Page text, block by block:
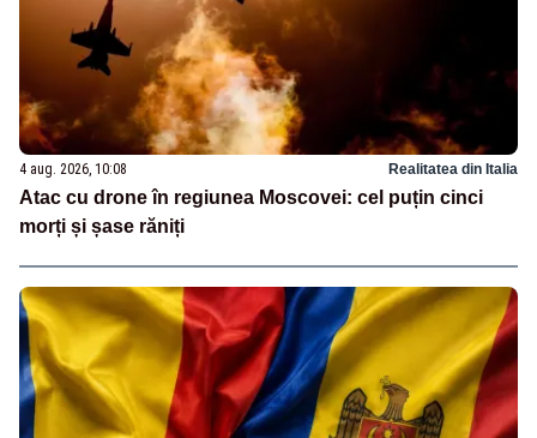
4 aug. 2026, 10:08 Realitatea din Italia
Atac cu drone în regiunea Moscovei: cel puțin cinci
morți și șase răniți